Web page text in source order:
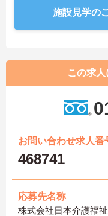
施設見学の
この求
お問い合わせ求人番
468741
応募先名称
株式会社日本介護福